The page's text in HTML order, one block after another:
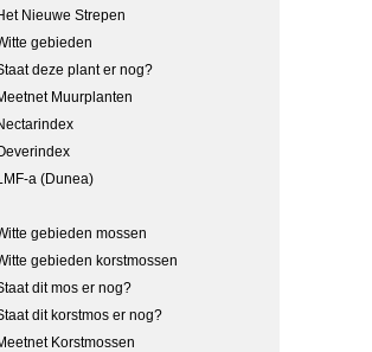
Nieuwe Strepen
gebieden
deze plant er nog?
Muurplanten
a (Dunea)
gebieden mossen
gebieden korstmossen
dit mos er nog?
dit korstmos er nog?
Korstmossen